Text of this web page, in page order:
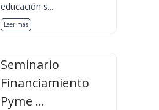
educación s...
Leer más
Seminario
Financiamiento
Pyme ...